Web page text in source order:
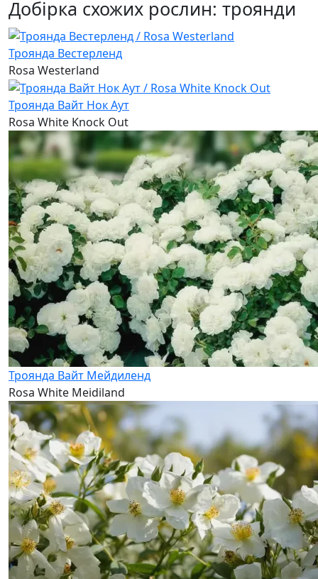
Добірка схожих рослин: троянди
Троянда Вестерленд
Rosa Westerland
Троянда Вайт Нок Аут
Rosa White Knock Out
Троянда Вайт Мейдиленд
Rosa White Meidiland